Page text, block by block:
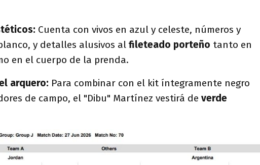
Cuenta con vivos en azul y celeste, números y
y detalles alusivos al fileteado porteño tanto en
en el cuerpo de la prenda.
arquero: Para combinar con el kit íntegramente negro
de campo, el "Dibu" Martínez vestirá de verde